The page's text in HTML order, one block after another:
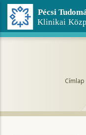
Ugrás
tartalomra
Címlap